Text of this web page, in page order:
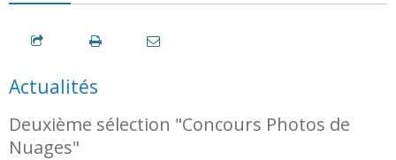
Actualités
Deuxième sélection "Concours Photos de
Nuages"